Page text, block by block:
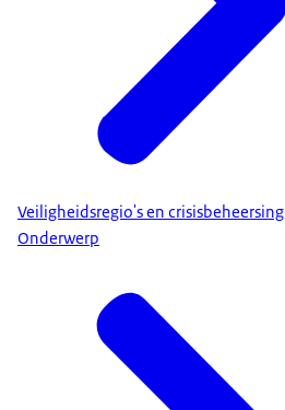
Veiligheidsregio's en crisisbeheersing
Onderwerp